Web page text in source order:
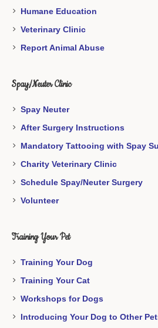
Humane Education
Veterinary Clinic
Report Animal Abuse
Spay/Neuter Clinic
Spay Neuter
After Surgery Instructions
Mandatory Tattooing with Spay
Charity Veterinary Clinic
Schedule Spay/Neuter Surgery
Volunteer
Training Your Pet
Training Your Dog
Training Your Cat
Workshops for Dogs
Introducing Your Dog to Other